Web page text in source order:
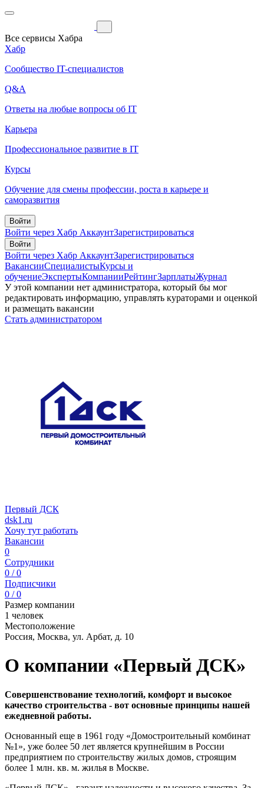
Все сервисы Хабра
Хабр
Сообщество IT-специалистов
Q&A
Ответы на любые вопросы об IT
Карьера
Профессиональное развитие в IT
Курсы
Обучение для смены профессии, роста в карьере и
саморазвития
Войти
Войти через Хабр АккаунтЗарегистрироваться
Войти
Войти через Хабр АккаунтЗарегистрироваться
ВакансииСпециалистыКурсы и
обучениеЭкспертыКомпанииРейтингЗарплатыЖурнал
У этой компании нет администратора, который бы мог
редактировать информацию, управлять кураторами и оценкой
и размещать вакансии
Стать администратором
Первый ДСК
dsk1.ru
Хочу тут работать
Вакансии
0
Сотрудники
0 / 0
Подписчики
0 / 0
Размер компании
1 человек
Местоположение
Россия, Москва, ул. Арбат, д. 10
О компании «Первый ДСК»
Совершенствование технологий, комфорт и высокое
качество строительства - вот основные принципы нашей
ежедневной работы.
Основанный еще в 1961 году «Домостроительный комбинат
№1», уже более 50 лет является крупнейшим в России
предприятием по строительству жилых домов, строящим
более 1 млн. кв. м. жилья в Москве.